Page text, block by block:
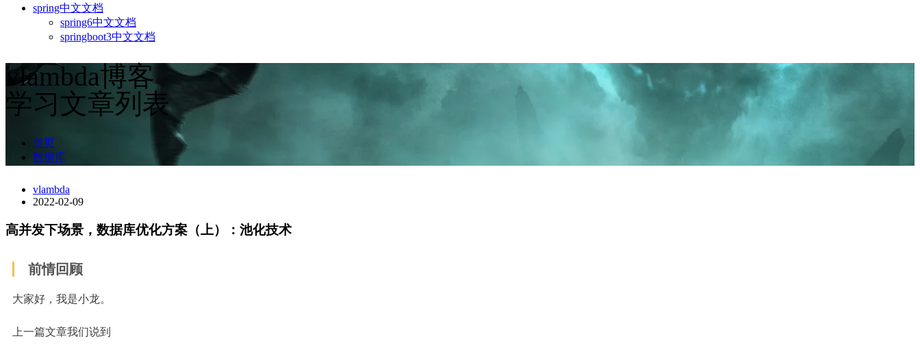
spring中文文档
spring6中文文档
springboot3中文文档
vlambda博客
学习文章列表
首页
数据库
vlambda
2022-02-09
高并发下场景，数据库优化方案（上）：池化技术
前情回顾
大家好，我是小龙。
上一篇文章我们说到